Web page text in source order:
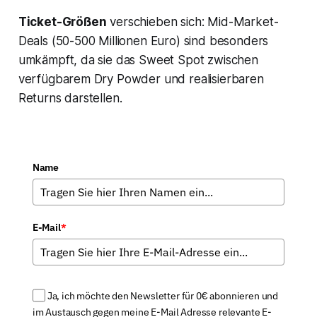
Ticket-Größen verschieben sich: Mid-Market-
Deals (50-500 Millionen Euro) sind besonders
umkämpft, da sie das Sweet Spot zwischen
verfügbarem Dry Powder und realisierbaren
Returns darstellen.
Name
E-Mail*
Ja, ich möchte den Newsletter für 0€ abonnieren und
im Austausch gegen meine E-Mail Adresse relevante E-